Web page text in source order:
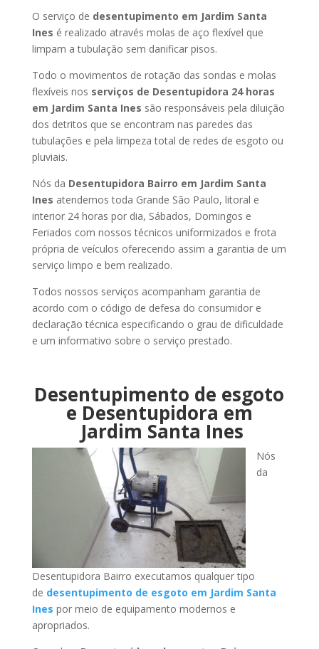
O serviço de desentupimento em Jardim Santa
Ines é realizado através molas de aço flexível que
limpam a tubulação sem danificar pisos.
Todo o movimentos de rotação das sondas e molas
flexíveis nos serviços de Desentupidora 24 horas
em Jardim Santa Ines são responsáveis pela diluição
dos detritos que se encontram nas paredes das
tubulações e pela limpeza total de redes de esgoto ou
pluviais.
Nós da Desentupidora Bairro em Jardim Santa
Ines atendemos toda Grande São Paulo, litoral e
interior 24 horas por dia, Sábados, Domingos e
Feriados com nossos técnicos uniformizados e frota
própria de veículos oferecendo assim a garantia de um
serviço limpo e bem realizado.
Todos nossos serviços acompanham garantia de
acordo com o código de defesa do consumidor e
declaração técnica especificando o grau de dificuldade
e um informativo sobre o serviço prestado.
Desentupimento de esgoto
e Desentupidora em
Jardim Santa Ines
Nós
da
Desentupidora Bairro executamos qualquer tipo
de desentupimento de esgoto em Jardim Santa
Ines por meio de equipamento modernos e
apropriados.